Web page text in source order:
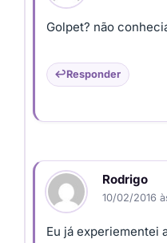
Golpet? não
Responder
Rodrigo
10/02/2016
Eu já experiementei